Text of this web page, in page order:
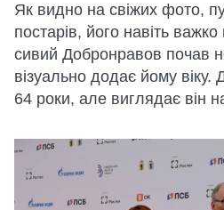
Як видно на свіжих фото,
постарів, його навіть
сивий Добронравов почав
візуально додає йому віку.
64 роки, але виглядає він